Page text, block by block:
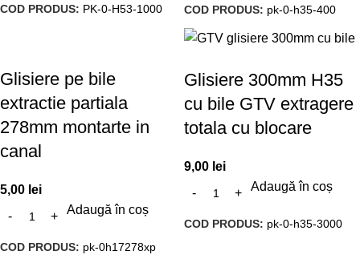
COD PRODUS: PK-0-H53-1000 COD PRODUS: pk-0-h35-400
Glisiere pe bile
extractie partiala
278mm montarte in
canal
5,00 lei
Adaugă în coș
COD PRODUS: pk-0h17278xp
Glisiere 300mm H35
cu bile GTV extragere
totala cu blocare
9,00 lei
Adaugă în coș
COD PRODUS: pk-0-h35-3000